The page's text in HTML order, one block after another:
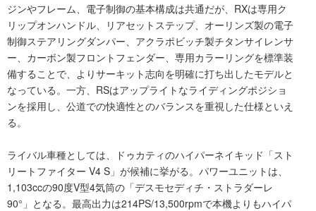
ジンやフレーム、電子制御の基本構成は共通だが、RXは専用ク
リップオンハンドル、リアセットステップ、オーリンズ製の電子
制御ステアリングダンパー、アクラポビッチ製チタンサイレンサ
ー、カーボン製フロントフェンダー、専用カラーリングを標準装
備することで、よりサーキット志向を明確に打ち出したモデルと
なっている。一方、RSはアップライトなライディングポジショ
ンを採用し、公道での快適性とのバランスを重視した仕様といえ
る。
ライバル車種としては、ドゥカティのハイパーネイキッド「スト
リートファイター V4 S」が候補に挙がる。パワーユニットは、
1,103ccの90度V型4気筒の「デスモセディチ・ストラダーレ
90°」となる。最高出力は214PS/13,500rpmで本機よりもハイパ